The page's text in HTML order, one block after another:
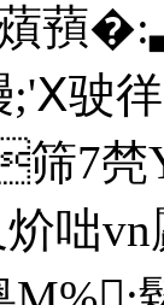
驶
棾Y
咄vn